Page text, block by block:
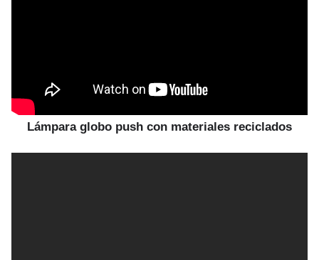
Lámpara globo push con materiales reciclados